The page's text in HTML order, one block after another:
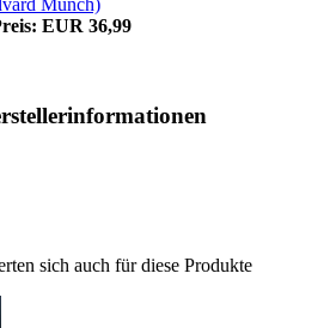
Munch)
EUR 36,99
sich auch für diese Produkte